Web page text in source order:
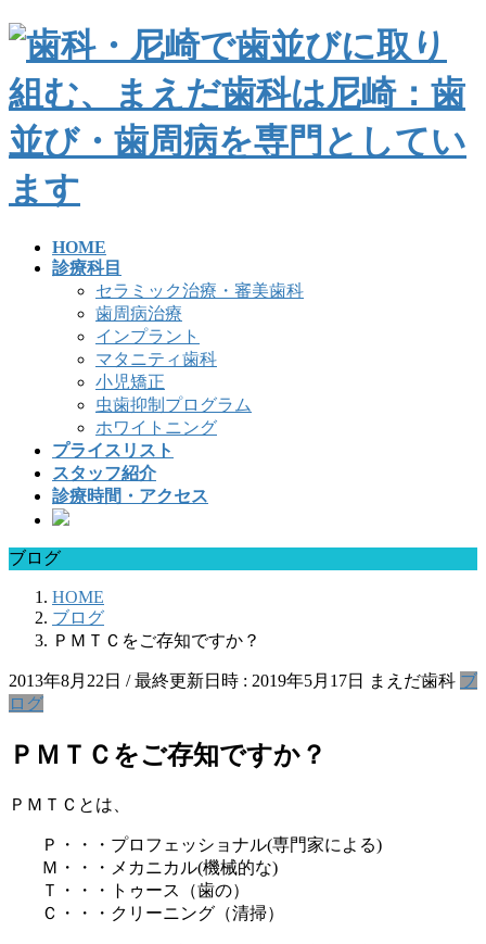
HOME
診療科目
セラミック治療・審美歯科
歯周病治療
インプラント
マタニティ歯科
小児矯正
虫歯抑制プログラム
ホワイトニング
プライスリスト
スタッフ紹介
診療時間・アクセス
ブログ
HOME
ブログ
ＰＭＴＣをご存知ですか？
2013年8月22日 / 最終更新日時 : 2019年5月17日 まえだ歯科 ブ
ログ
ＰＭＴＣをご存知ですか？
ＰＭＴＣとは、
Ｐ・・・プロフェッショナル(専門家による)
Ｍ・・・メカニカル(機械的な)
Ｔ・・・トゥース（歯の）
Ｃ・・・クリーニング（清掃）